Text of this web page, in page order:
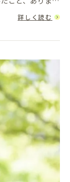
」があります。
詳しく読む